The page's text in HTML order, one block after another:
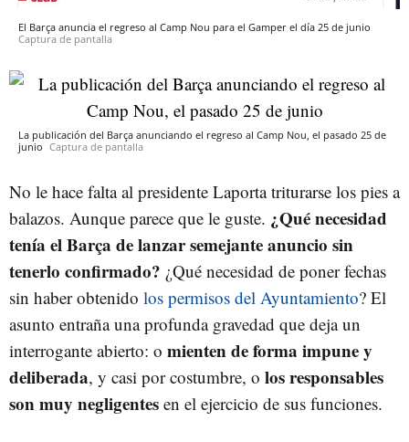
El Barça anuncia el regreso al Camp Nou para el Gamper el día 25 de junio
Captura de pantalla
La publicación del Barça anunciando el regreso al Camp Nou, el pasado 25 de
junio Captura de pantalla
No le hace falta al presidente Laporta triturarse los pies a
balazos. Aunque parece que le guste. ¿Qué necesidad
tenía el Barça de lanzar semejante anuncio sin
tenerlo confirmado? ¿Qué necesidad de poner fechas
sin haber obtenido los permisos del Ayuntamiento? El
asunto entraña una profunda gravedad que deja un
interrogante abierto: o mienten de forma impune y
deliberada, y casi por costumbre, o los responsables
son muy negligentes en el ejercicio de sus funciones.